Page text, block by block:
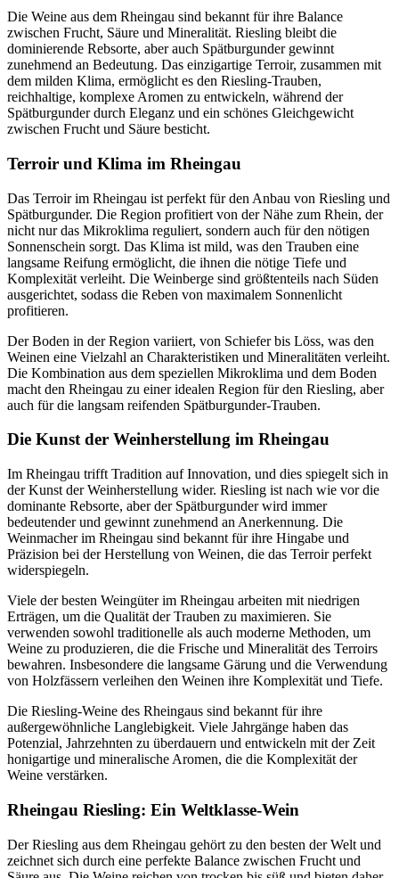
Die Weine aus dem Rheingau sind bekannt für ihre Balance
zwischen Frucht, Säure und Mineralität. Riesling bleibt die
dominierende Rebsorte, aber auch Spätburgunder gewinnt
zunehmend an Bedeutung. Das einzigartige Terroir, zusammen mit
dem milden Klima, ermöglicht es den Riesling-Trauben,
reichhaltige, komplexe Aromen zu entwickeln, während der
Spätburgunder durch Eleganz und ein schönes Gleichgewicht
zwischen Frucht und Säure besticht.
Terroir und Klima im Rheingau
Das Terroir im Rheingau ist perfekt für den Anbau von Riesling und
Spätburgunder. Die Region profitiert von der Nähe zum Rhein, der
nicht nur das Mikroklima reguliert, sondern auch für den nötigen
Sonnenschein sorgt. Das Klima ist mild, was den Trauben eine
langsame Reifung ermöglicht, die ihnen die nötige Tiefe und
Komplexität verleiht. Die Weinberge sind größtenteils nach Süden
ausgerichtet, sodass die Reben von maximalem Sonnenlicht
profitieren.
Der Boden in der Region variiert, von Schiefer bis Löss, was den
Weinen eine Vielzahl an Charakteristiken und Mineralitäten verleiht.
Die Kombination aus dem speziellen Mikroklima und dem Boden
macht den Rheingau zu einer idealen Region für den Riesling, aber
auch für die langsam reifenden Spätburgunder-Trauben.
Die Kunst der Weinherstellung im Rheingau
Im Rheingau trifft Tradition auf Innovation, und dies spiegelt sich in
der Kunst der Weinherstellung wider. Riesling ist nach wie vor die
dominante Rebsorte, aber der Spätburgunder wird immer
bedeutender und gewinnt zunehmend an Anerkennung. Die
Weinmacher im Rheingau sind bekannt für ihre Hingabe und
Präzision bei der Herstellung von Weinen, die das Terroir perfekt
widerspiegeln.
Viele der besten Weingüter im Rheingau arbeiten mit niedrigen
Erträgen, um die Qualität der Trauben zu maximieren. Sie
verwenden sowohl traditionelle als auch moderne Methoden, um
Weine zu produzieren, die die Frische und Mineralität des Terroirs
bewahren. Insbesondere die langsame Gärung und die Verwendung
von Holzfässern verleihen den Weinen ihre Komplexität und Tiefe.
Die Riesling-Weine des Rheingaus sind bekannt für ihre
außergewöhnliche Langlebigkeit. Viele Jahrgänge haben das
Potenzial, Jahrzehnten zu überdauern und entwickeln mit der Zeit
honigartige und mineralische Aromen, die die Komplexität der
Weine verstärken.
Rheingau Riesling: Ein Weltklasse-Wein
Der Riesling aus dem Rheingau gehört zu den besten der Welt und
zeichnet sich durch eine perfekte Balance zwischen Frucht und